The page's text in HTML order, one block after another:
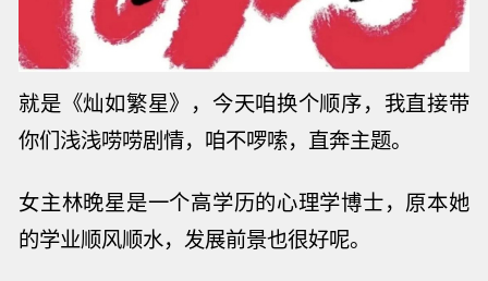
就是《灿如繁星》，今天咱换个顺序，我直接带
你们浅浅唠唠剧情，咱不啰嗦，直奔主题。
女主林晚星是一个高学历的心理学博士，原本她
的学业顺风顺水，发展前景也很好呢。